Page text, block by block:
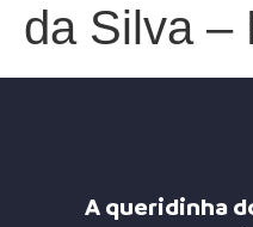
da Silva –
A queridinha